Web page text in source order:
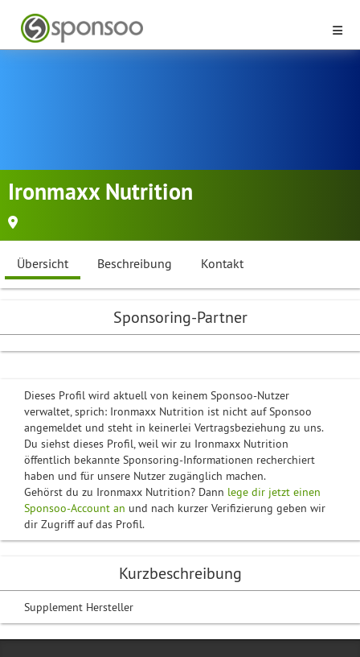
Ironmaxx Nutrition
Übersicht Beschreibung Kontakt
Dieses Profil wird aktuell von keinem Sponsoo-Nutzer
verwaltet, sprich: Ironmaxx Nutrition ist nicht auf Sponsoo
angemeldet und steht in keinerlei Vertragsbeziehung zu uns.
Du siehst dieses Profil, weil wir zu Ironmaxx Nutrition
öffentlich bekannte Sponsoring-Informationen recherchiert
haben und für unsere Nutzer zugänglich machen.
Gehörst du zu Ironmaxx Nutrition? Dann lege dir jetzt einen
Sponsoo-Account an und nach kurzer Verifizierung geben wir
dir Zugriff auf das Profil.
Kurzbeschreibung
Supplement Hersteller
Sponsoring-Partner